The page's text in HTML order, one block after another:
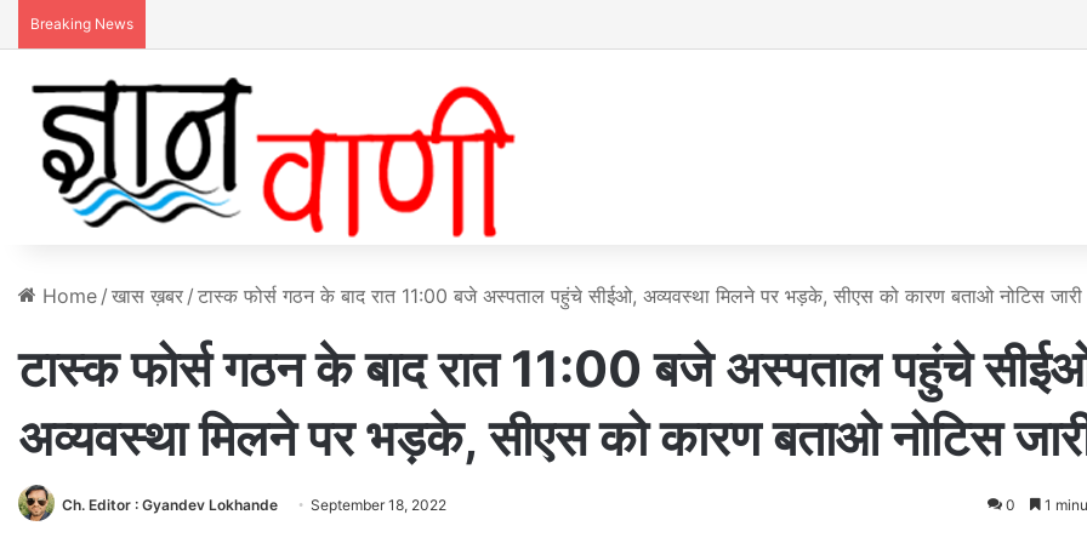
Breaking News
Home / खास ख़बर / टास्क फोर्स गठन के बाद रात 11:00 बजे अस्पताल पहुंचे सीईओ, अव्यवस्था मिलने पर भड़के, सीएस को कारण बताओ नोटिस जारी
टास्क फोर्स गठन के बाद रात 11:00 बजे अस्पताल पहुंचे
अव्यवस्था मिलने पर भड़के, सीएस को कारण बताओ नोटिस
Ch. Editor : Gyandev Lokhande September 18, 2022 0 1